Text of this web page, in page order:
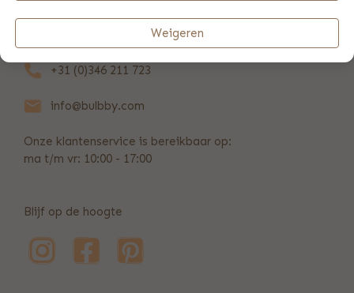
REVIEWS (638)
+31 (0)346 211 723
info@bulbby.com
Onze klantenservice is bereikbaar op:
ma t/m vr: 10:00 - 17:00
Blijf op de hoogte
Weigeren